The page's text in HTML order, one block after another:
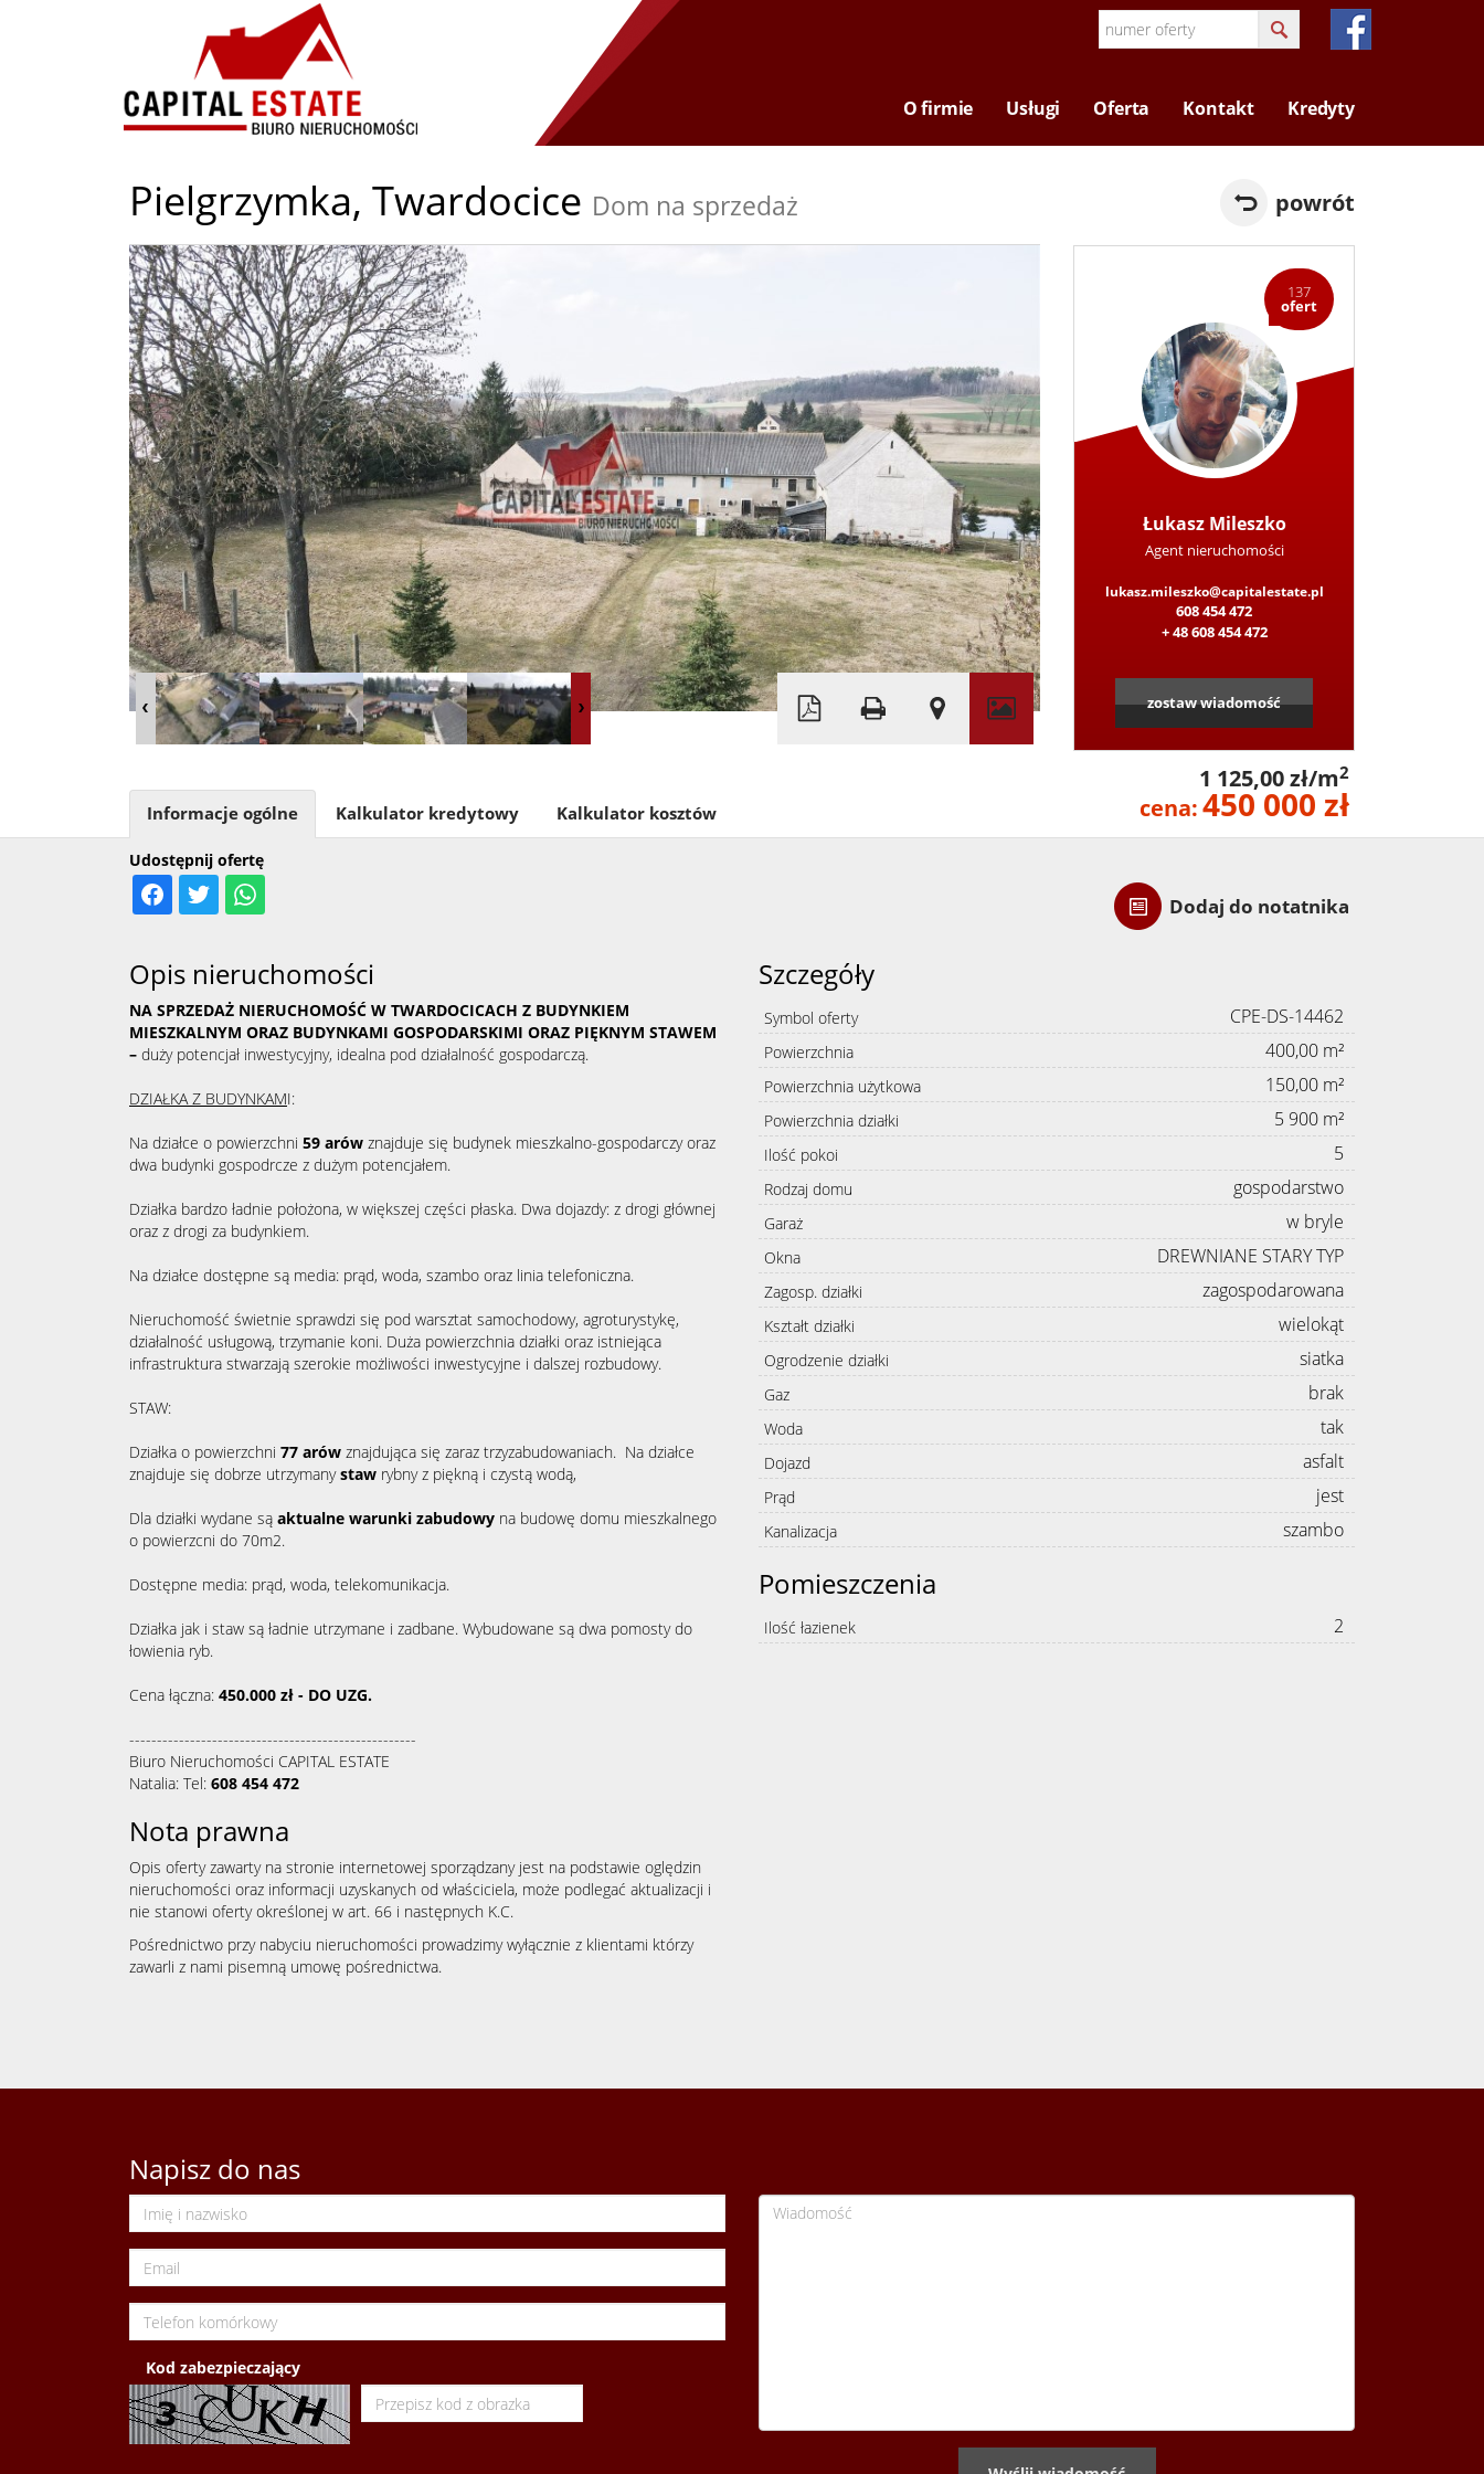
O firmie Usługi Oferta Kontakt Kredyty
Pielgrzymka, Twardocice Dom na sprzedaż powrót
+
−
©OpenStreetMap contributors
137
ofert
Łukasz Mileszko
Agent nieruchomości
lukasz.mileszko@capitalestate.pl
608 454 472
+ 48 608 454 472
zostaw wiadomość
1 125,00 zł/m2
cena:450 000 zł
Dodaj do notatnika
Udostępnij ofertę
Informacje ogólne Kalkulator kredytowy Kalkulator kosztów
Opis nieruchomości
NA SPRZEDAŻ NIERUCHOMOŚĆ W TWARDOCICACH Z BUDYNKIEM
MIESZKALNYM ORAZ BUDYNKAMI GOSPODARSKIMI ORAZ PIĘKNYM STAWEM
– duży potencjał inwestycyjny, idealna pod działalność gospodarczą.
DZIAŁKA Z BUDYNKAMI:
Na działce o powierzchni 59 arów znajduje się budynek mieszkalno-gospodarczy oraz
dwa budynki gospodrcze z dużym potencjałem.
Działka bardzo ładnie położona, w większej części płaska. Dwa dojazdy: z drogi głównej
oraz z drogi za budynkiem.
Na działce dostępne są media: prąd, woda, szambo oraz linia telefoniczna.
Nieruchomość świetnie sprawdzi się pod warsztat samochodowy, agroturystykę,
działalność usługową, trzymanie koni. Duża powierzchnia działki oraz istniejąca
infrastruktura stwarzają szerokie możliwości inwestycyjne i dalszej rozbudowy.
STAW:
Działka o powierzchni 77 arów znajdująca się zaraz trzyzabudowaniach. Na działce
znajduje się dobrze utrzymanystaw rybny z piękną i czystą wodą,
Dla działki wydane są aktualne warunki zabudowy na budowę domu mieszkalnego
o powierzcni do 70m2.
Dostępne media: prąd, woda, telekomunikacja.
Działka jak i staw są ładnie utrzymane i zadbane. Wybudowane są dwa pomosty do
łowienia ryb.
Cena łączna: 450.000 zł - DO UZG.
----------------------------------------------------
Biuro Nieruchomości CAPITAL ESTATE
Natalia: Tel: 608 454 472
Nota prawna
Opis oferty zawarty na stronie internetowej sporządzany jest na podstawie oględzin
nieruchomości oraz informacji uzyskanych od właściciela, może podlegać aktualizacji i
nie stanowi oferty określonej w art. 66 i następnych K.C.
Pośrednictwo przy nabyciu nieruchomości prowadzimy wyłącznie z klientami którzy
zawarli z nami pisemną umowę pośrednictwa.
Szczegóły
Symbol oferty CPE-DS-14462
Powierzchnia 400,00 m²
Powierzchnia użytkowa 150,00 m²
Powierzchnia działki 5 900 m²
Ilość pokoi 5
Rodzaj domu gospodarstwo
Garaż w bryle
Okna DREWNIANE STARY TYP
Zagosp. działki zagospodarowana
Kształt działki wielokąt
Ogrodzenie działki siatka
Gaz brak
Woda tak
Dojazd asfalt
Prąd jest
Kanalizacja szambo
Pomieszczenia
Ilość łazienek 2
Napisz do nas
Kod zabezpieczający